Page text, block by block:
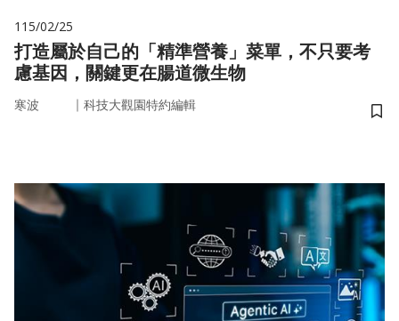
115/02/25
打造屬於自己的「精準營養」菜單，不只要考
慮基因，關鍵更在腸道微生物
寒波 ｜ 科技大觀園特約編輯
儲